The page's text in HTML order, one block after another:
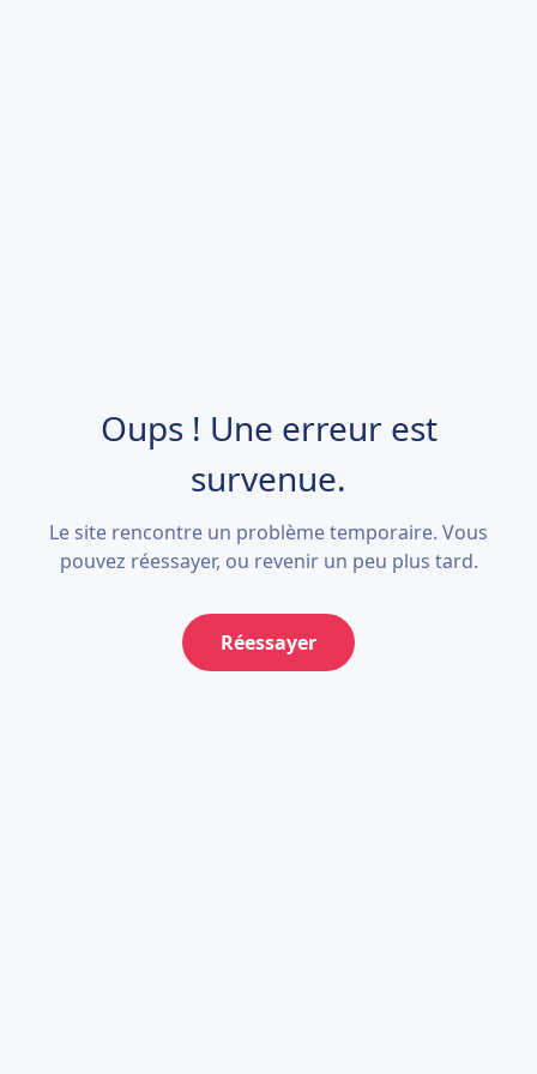
Oups ! Une erreur est
survenue.
Le site rencontre un problème temporaire. Vous
pouvez réessayer, ou revenir un peu plus tard.
Réessayer